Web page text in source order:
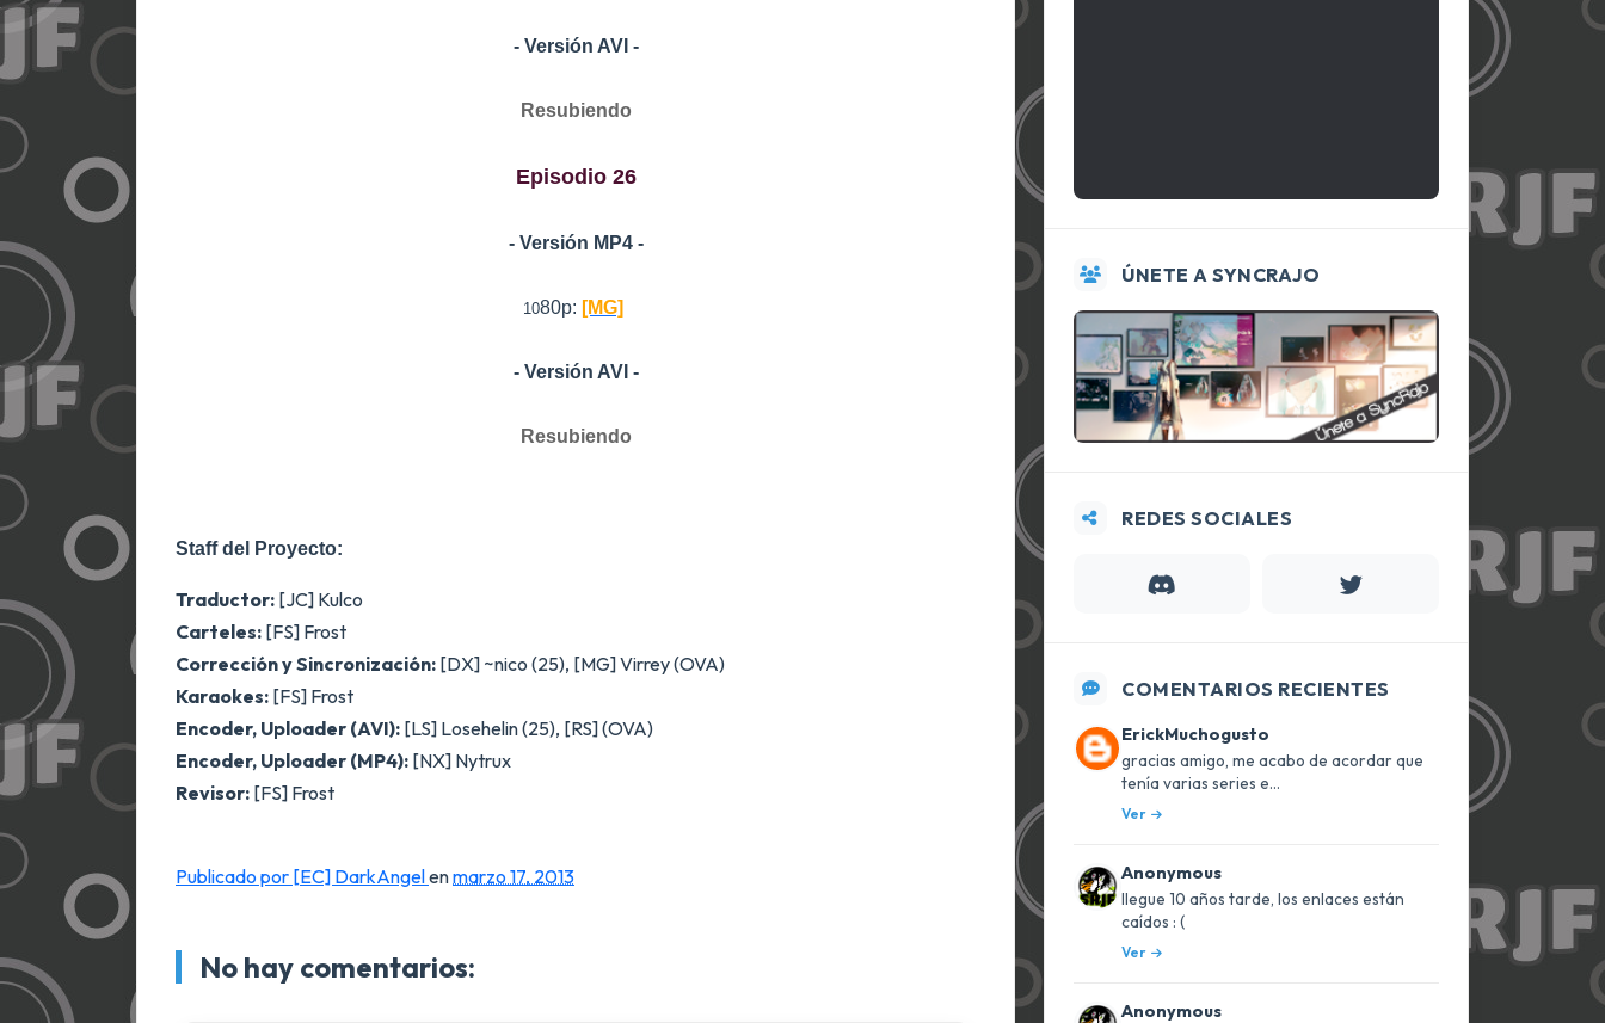
- Versión AVI -
Resubiendo
Episodio 26
- Versión MP4 -
1080p: [MG]
- Versión AVI -
Resubiendo
Staff del Proyecto:
Traductor: [JC] Kulco
Carteles: [FS] Frost
Corrección y Sincronización: [DX] ~nico (25), [MG] Virrey (OVA)
Karaokes: [FS] Frost
Encoder, Uploader (AVI): [LS] Losehelin (25), [RS] (OVA)
Encoder, Uploader (MP4): [NX] Nytrux
Revisor: [FS] Frost
Publicado por [EC] DarkAngelenmarzo 17, 2013
No hay comentarios:
ÚNETE A SYNCRAJO
REDES SOCIALES
COMENTARIOS RECIENTES
ErickMuchogusto
gracias amigo, me acabo de acordar que
tenía varias series e...
Ver
Anonymous
llegue 10 años tarde, los enlaces están
caídos : (
Ver
Anonymous